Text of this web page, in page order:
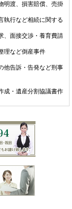
明渡、損害賠償、売掛
執行など相続に関する
、面接交渉・養育費請
理など倒産事件
他告訴・告発など刑事
成・遺産分割協議書作